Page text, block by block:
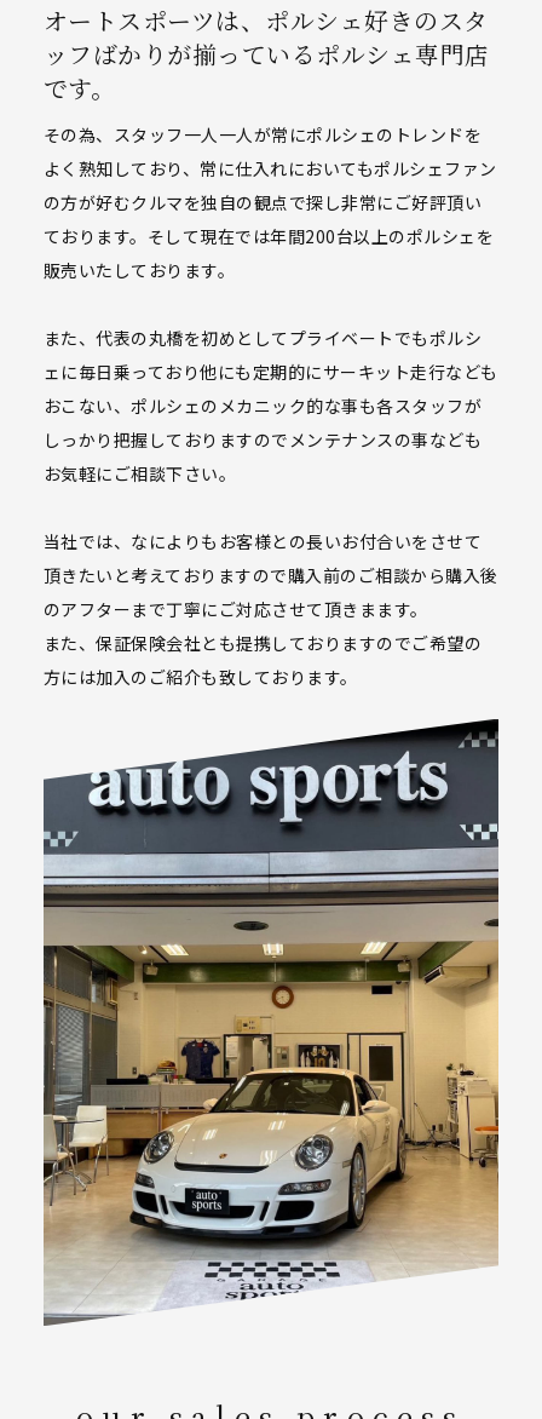
オートスポーツは、ポルシェ好きのスタ
ッフばかりが揃っているポルシェ専門店
です。
その為、スタッフ一人一人が常にポルシェのトレンドを
よく熟知しており、常に仕入れにおいてもポルシェファン
の方が好むクルマを独自の観点で探し非常にご好評頂い
ております。そして現在では年間200台以上のポルシェを
販売いたしております。
また、代表の丸橋を初めとしてプライベートでもポルシ
ェに毎日乗っており他にも定期的にサーキット走行なども
おこない、ポルシェのメカニック的な事も各スタッフが
しっかり把握しておりますのでメンテナンスの事なども
お気軽にご相談下さい。
当社では、なによりもお客様との長いお付合いをさせて
頂きたいと考えておりますので購入前のご相談から購入後
のアフターまで丁寧にご対応させて頂きまます。
また、保証保険会社とも提携しておりますのでご希望の
方には加入のご紹介も致しております。